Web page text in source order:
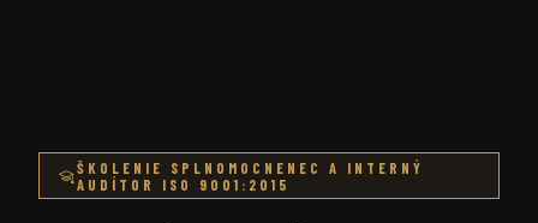
ŠKOLENIE SPLNOMOCNENEC A INTERNÝ
AUDÍTOR ISO 9001:2015